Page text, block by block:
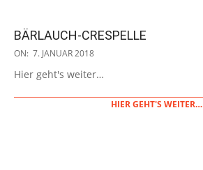
BÄRLAUCH-CRESPELLE
2018-
07
ON: 7. JANUAR 2018
Hier geht's weiter…
HIER GEHT'S WEITER…